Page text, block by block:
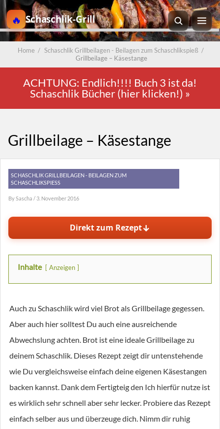
Schaschlik-Grill
Home / Schaschlik Grillbeilagen - Beilagen zum Schaschlikspieß/
Grillbeilage – Käsestange
ACHTUNG: Endlich!!!! Buch 3 ist da!
Schaschlik Bücher (hier klicken!) »
Grillbeilage – Käsestange
SCHASCHLIK GRILLBEILAGEN - BEILAGEN ZUM
SCHASCHLIKSPIESS
BySascha / 3. November 2016
Direkt zum Rezept↓
Inhalte Anzeigen
Auch zu Schaschlik wird viel Brot als Grillbeilage gegessen.
Aber auch hier solltest Du auch eine ausreichende
Abwechslung achten. Brot ist eine ideale Grillbeilage zu
deinem Schaschlik. Dieses Rezept zeigt dir untenstehende
wie Du vergleichsweise einfach deine eigenen Käsestangen
backen kannst. Dank dem Fertigteig den Ich hierfür nutze ist
es wirklich sehr schnell aber sehr lecker. Probiere das Rezept
einfach selber aus und überzeuge dich. Nimm dir ruhig